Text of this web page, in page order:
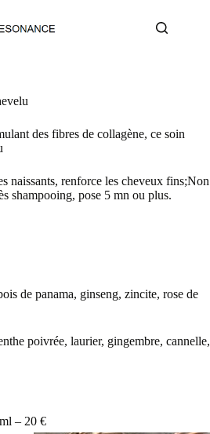
des fibres de collagène, ce soin
naissants, renforce les cheveux fins;Non
shampooing, pose 5 mn ou plus.
de panama, ginseng, zincite, rose de
poivrée, laurier, gingembre, cannelle,
– 20 €